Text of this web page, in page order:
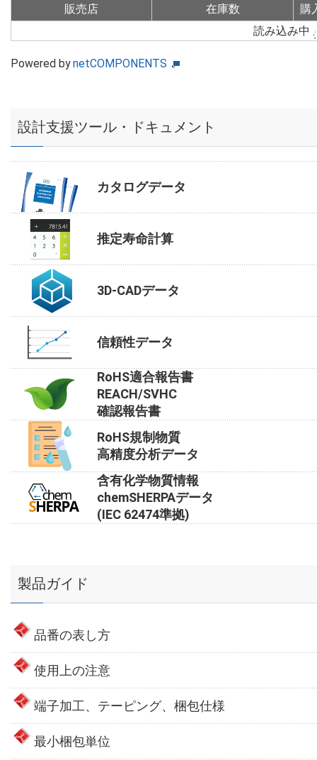
販売店 在庫数
購
読み込み中
Powered bynetCOMPONENTS
設計支援ツール・ドキュメント
カタログデータ
推定寿命計算
3D-CADデータ
信頼性データ
RoHS適合報告書
REACH/SVHC
確認報告書
RoHS規制物質
高精度分析データ
含有化学物質情報
chemSHERPAデータ
(IEC 62474準拠)
製品ガイド
品番の表し方
使用上の注意
端子加工、テーピング、梱包仕様
最小梱包単位